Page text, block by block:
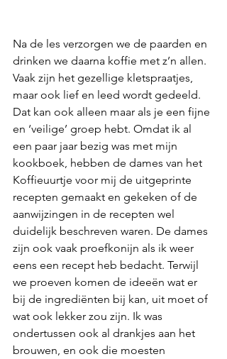
Na de les verzorgen we de paarden en
drinken we daarna koffie met z’n allen.
Vaak zijn het gezellige kletspraatjes,
maar ook lief en leed wordt gedeeld.
Dat kan ook alleen maar als je een fijne
en ‘veilige’ groep hebt. Omdat ik al
een paar jaar bezig was met mijn
kookboek, hebben de dames van het
Koffieuurtje voor mij de uitgeprinte
recepten gemaakt en gekeken of de
aanwijzingen in de recepten wel
duidelijk beschreven waren. De dames
zijn ook vaak proefkonijn als ik weer
eens een recept heb bedacht. Terwijl
we proeven komen de ideeën wat er
bij de ingrediënten bij kan, uit moet of
wat ook lekker zou zijn. Ik was
ondertussen ook al drankjes aan het
brouwen, en ook die moesten